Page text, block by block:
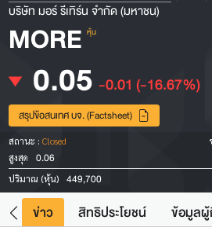
บริษัท มอร์ รีเทิร์น จำกัด (มหาชน)
MORE หุ้น
0.05 -0.01 (-16.67%)
สรุปข้อสนเทศ บจ. (Factsheet)
สถานะ : Closed
สูงสุด
0.06
ปริมาณ (หุ้น) 449,700
ข่าว สิทธิประโยชน์ ข้อมูล